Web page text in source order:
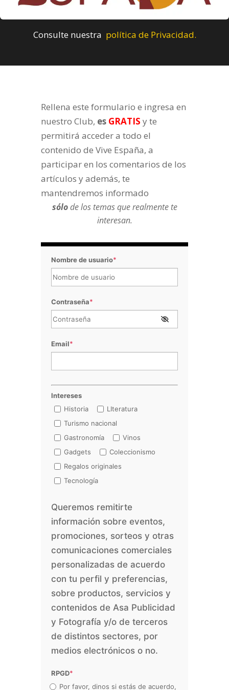
Consulte nuestra política de Privacidad.
Rellena este formulario e ingresa en
nuestro Club, es GRATIS y te
permitirá acceder a todo el
contenido de Vive España, a
participar en los comentarios de los
artículos y además, te
mantendremos informado
sólode los temas que realmente te
interesan.
Nombre de usuario*
Contraseña*
Email*
Intereses
Historia
LIteratura
Turismo nacional
Gastronomía
Vinos
Gadgets
Coleccionismo
Regalos originales
Tecnología
Queremos remitirte
información sobre eventos,
promociones, sorteos y otras
comunicaciones comerciales
personalizadas de acuerdo
con tu perfil y preferencias,
sobre productos, servicios y
contenidos de Asa Publicidad
y Fotografía y/o de terceros
de distintos sectores, por
medios electrónicos o no.
RPGD*
Por favor, dinos si estás de acuerdo,